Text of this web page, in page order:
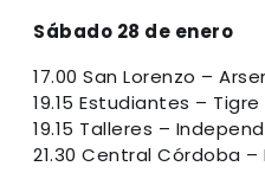
Sábado 28 de enero
17.00 San Lorenzo –
19.15 Estudiantes – Tigre
19.15 Talleres –
21.30 Central Córdoba –